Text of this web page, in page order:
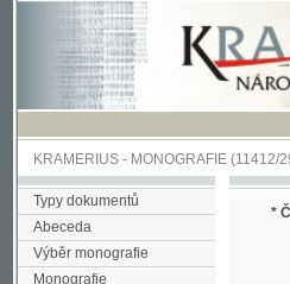
KRAMERIUS-MONOGRAFIE(11412/
Typy dokumentů
Abeceda
Výběr monografie
Monografie
Stránka
*